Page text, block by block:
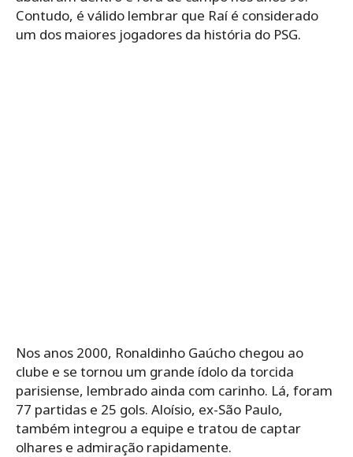
Contudo, é válido lembrar que Raí é considerado
um dos maiores jogadores da história do PSG.
Nos anos 2000, Ronaldinho Gaúcho chegou ao
clube e se tornou um grande ídolo da torcida
parisiense, lembrado ainda com carinho. Lá, foram
77 partidas e 25 gols. Aloísio, ex-São Paulo,
também integrou a equipe e tratou de captar
olhares e admiração rapidamente.